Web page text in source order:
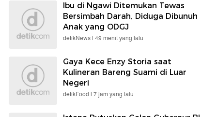
Ibu di Ngawi Ditemukan Tewas
Bersimbah Darah, Diduga Dibunuh
Anak yang ODGJ
detikNews | 49 menit yang lalu
Gaya Kece Enzy Storia saat
Kulineran Bareng Suami di Luar
Negeri
detikFood | 7 jam yang lalu